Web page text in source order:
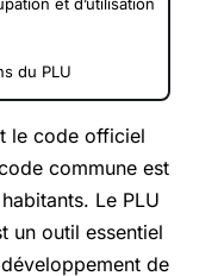
et d’utilisation
du PLU
le code officiel
commune est
Le PLU
un outil essentiel
de